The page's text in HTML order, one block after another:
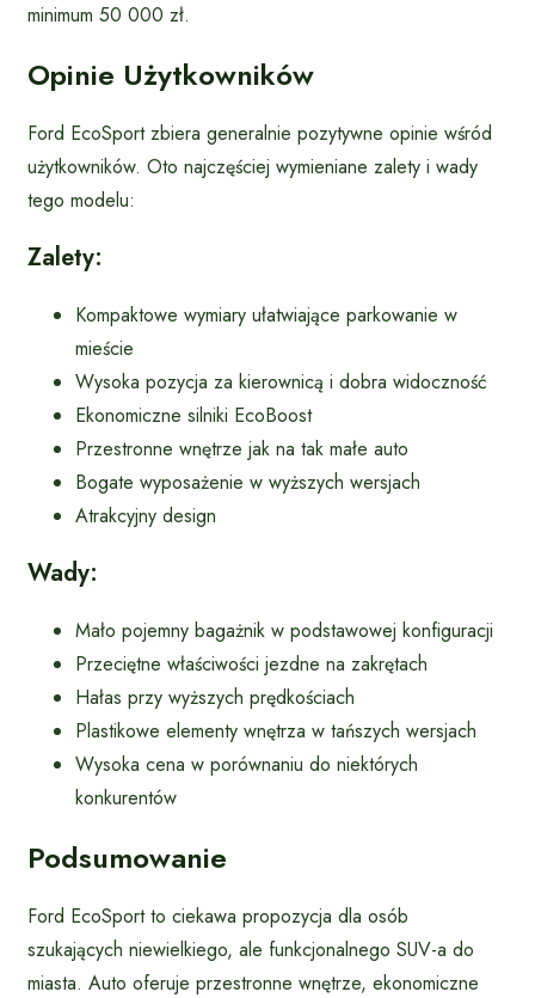
minimum 50 000 zł.
Opinie Użytkowników
Ford EcoSport zbiera generalnie pozytywne opinie wśród
użytkowników. Oto najczęściej wymieniane zalety i wady
tego modelu:
Zalety:
Kompaktowe wymiary ułatwiające parkowanie w
mieście
Wysoka pozycja za kierownicą i dobra widoczność
Ekonomiczne silniki EcoBoost
Przestronne wnętrze jak na tak małe auto
Bogate wyposażenie w wyższych wersjach
Atrakcyjny design
Wady:
Mało pojemny bagażnik w podstawowej konfiguracji
Przeciętne właściwości jezdne na zakrętach
Hałas przy wyższych prędkościach
Plastikowe elementy wnętrza w tańszych wersjach
Wysoka cena w porównaniu do niektórych
konkurentów
Podsumowanie
Ford EcoSport to ciekawa propozycja dla osób
szukających niewielkiego, ale funkcjonalnego SUV-a do
miasta. Auto oferuje przestronne wnętrze, ekonomiczne